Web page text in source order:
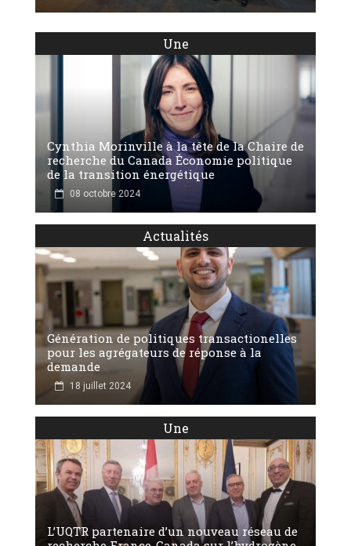
Une
Cynthia Morinville à la tête de la Chaire de
recherche du Canada Économie politique
de la transition énergétique
08 octobre 2024
Actualités
Génération de politiques transactionelles
pour les agrégateurs de réponse à la
demande
18 juillet 2024
Une
L’UQTR partenaire d’un nouveau réseau de